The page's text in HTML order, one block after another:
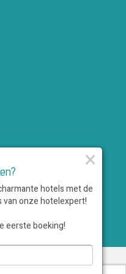
•Voordelen•Privacy
×
hotels met de
van onze hotelexpert!
eerste boeking!